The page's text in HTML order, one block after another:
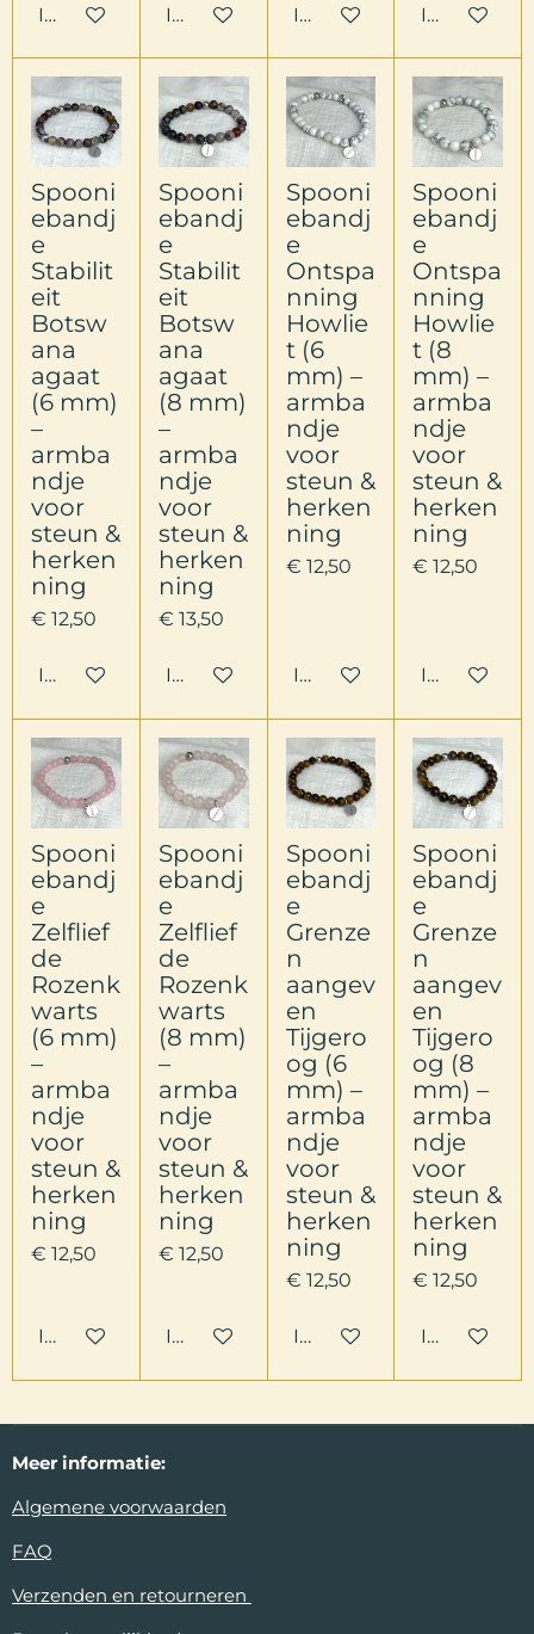
In winkelwagenIn winkelwagenIn winkelwagen
In
Spooni
ebandj
e
Stabilit
eit
Botsw
ana
agaat
(6 mm)
–
armba
ndje
voor
steun &
herken
ning
€ 12,50
In winkelwagen
Spooni
ebandj
e
Stabilit
eit
Botsw
ana
agaat
(8 mm)
–
armba
ndje
voor
steun &
herken
ning
€ 13,50
In winkelwagen
Spooni
ebandj
e
Ontspa
nning
Howlie
t (6
mm) –
armba
ndje
voor
steun &
herken
ning
€ 12,50
In winkelwagen
Spooni
ebandj
e
Ontspa
nning
Howlie
t (8
mm) –
armba
ndje
voor
steun &
herken
ning
€ 12,50
In
Spooni
ebandj
e
Zelflief
de
Rozenk
warts
(6 mm)
–
armba
ndje
voor
steun &
herken
ning
€ 12,50
In winkelwagen
Spooni
ebandj
e
Zelflief
de
Rozenk
warts
(8 mm)
–
armba
ndje
voor
steun &
herken
ning
€ 12,50
In winkelwagen
Spooni
ebandj
e
Grenze
n
aangev
en
Tijgero
og (6
mm) –
armba
ndje
voor
steun &
herken
ning
€ 12,50
In winkelwagen
Spooni
ebandj
e
Grenze
n
aangev
en
Tijgero
og (8
mm) –
armba
ndje
voor
steun &
herken
ning
€ 12,50
In
Meer informatie:
Algemene voorwaarden
FAQ
Verzenden en retourneren